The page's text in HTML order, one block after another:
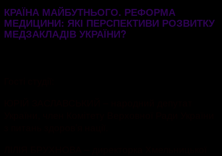
КРАЇНА МАЙБУТНЬОГО. РЕФОРМА
МЕДИЦИНИ: ЯКІ ПЕРСПЕКТИВИ РОЗВИТКУ
МЕДЗАКЛАДІВ УКРАЇНИ?